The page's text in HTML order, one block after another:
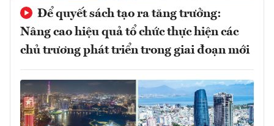
Để quyết sách tạo ra tăng trưởng:
Nâng cao hiệu quả tổ chức thực hiện các
chủ trương phát triển trong giai đoạn mới